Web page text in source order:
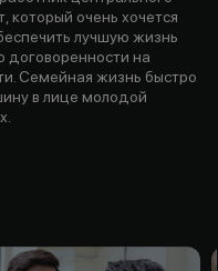
очень хочется
лучшую жизнь
договоренности на
Семейная жизнь быстро
в лице молодой